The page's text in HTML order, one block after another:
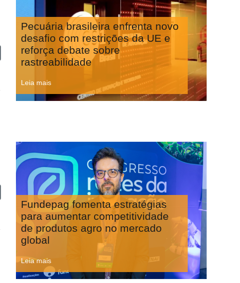
Pecuária brasileira enfrenta novo
desafio com restrições da UE e
reforça debate sobre
rastreabilidade
Leia mais
Fundepag fomenta estratégias
para aumentar competitividade
de produtos agro no mercado
global
Leia mais